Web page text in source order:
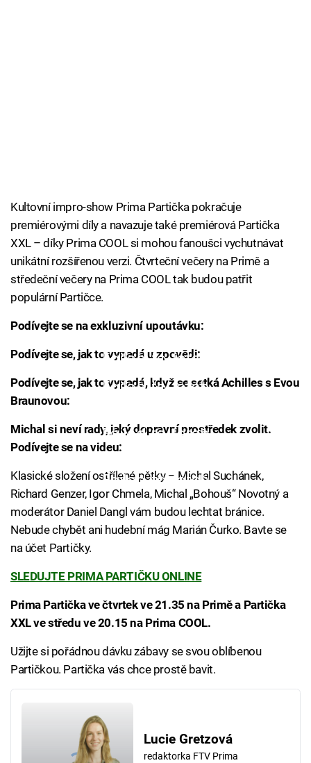
Kultovní impro-show Prima Partička pokračuje
premiérovými díly a navazuje také premiérová Partička
XXL – díky Prima COOL si mohou fanoušci vychutnávat
unikátní rozšířenou verzi. Čtvrteční večery na Primě a
středeční večery na Prima COOL tak budou patřit
populární Partičce.
Podívejte se na exkluzivní upoutávku:
Failed to fetch
Podívejte se, jak to vypadá u zpovědi:
Failed to fetch
Podívejte se, jak to vypadá, když se setká Achilles s Evou
Braunovou:
Failed to fetch
Michal si neví rady, jaký dopravní prostředek zvolit.
Podívejte se na videu:
Failed to fetch
Klasické složení ostřílené pětky – Michal Suchánek,
Richard Genzer, Igor Chmela, Michal „Bohouš“ Novotný a
moderátor Daniel Dangl vám budou lechtat bránice.
Nebude chybět ani hudební mág Marián Čurko. Bavte se
na účet Partičky.
SLEDUJTE PRIMA PARTIČKU ONLINE
Prima Partička ve čtvrtek ve 21.35 na Primě a Partička
XXL ve středu ve 20.15 na Prima COOL.
Užijte si pořádnou dávku zábavy se svou oblíbenou
Partičkou. Partička vás chce prostě bavit.
Lucie Gretzová
redaktorka FTV Prima